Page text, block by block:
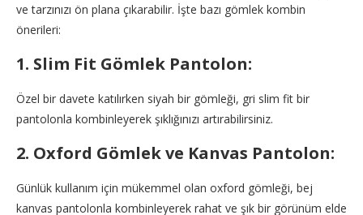
ve tarzınızı ön plana çıkarabilir. İşte bazı gömlek kombin
önerileri:
1. Slim Fit Gömlek Pantolon:
Özel bir davete katılırken siyah bir gömleği, gri slim fit bir
pantolonla kombinleyerek şıklığınızı artırabilirsiniz.
2. Oxford Gömlek ve Kanvas Pantolon:
Günlük kullanım için mükemmel olan oxford gömleği, bej
kanvas pantolonla kombinleyerek rahat ve şık bir görünüm elde